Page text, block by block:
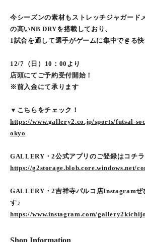
今シーズンの素材もストレッチジャガード
の高いNB DRYを搭載しており、
1試合を通して選手がゲームに集中できる快
12/7（日）10：00より
店頭にてご予約受付開始！
※前入金にて承ります
▼こちらをチェック！
https://www.gallery2.co.jp/sports/futsal-
okyo
GALLERY・2公式アプリのご登録はコチ
https://g2storage.blob.core.windows.net/
GALLERY・2吉祥寺パルコ店Instagramぜ
す♪
https://www.instagram.com/
Shop Information